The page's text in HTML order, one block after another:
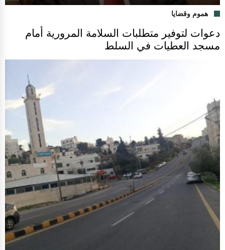
هموم وقضايا
دعوات لتوفير متطلبات السلامة المرورية أمام
مسجد العطيات في السلط